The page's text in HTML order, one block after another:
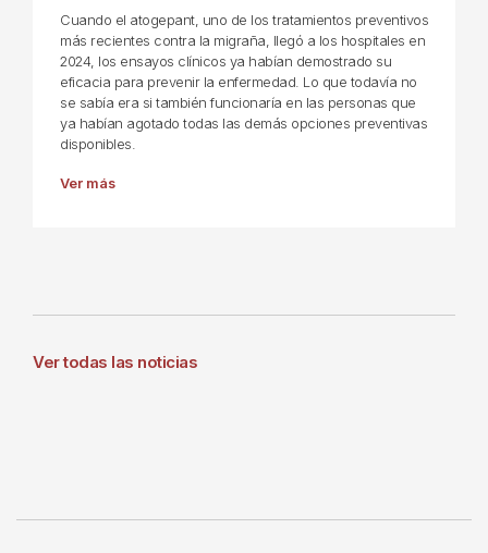
Cuando el atogepant, uno de los tratamientos preventivos
más recientes contra la migraña, llegó a los hospitales en
2024, los ensayos clínicos ya habían demostrado su
eficacia para prevenir la enfermedad. Lo que todavía no
se sabía era si también funcionaría en las personas que
ya habían agotado todas las demás opciones preventivas
disponibles.
Ver más
Ver todas las noticias